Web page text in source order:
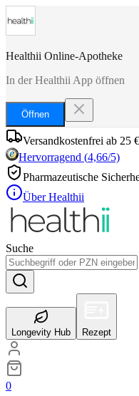
Healthii Online-Apotheke
In der Healthii App öffnen
Öffnen
Versandkostenfrei ab 25
Hervorragend (4,66/5)
Pharmazeutische
Über Healthii
Suche
Longevity Hub Rezept
0